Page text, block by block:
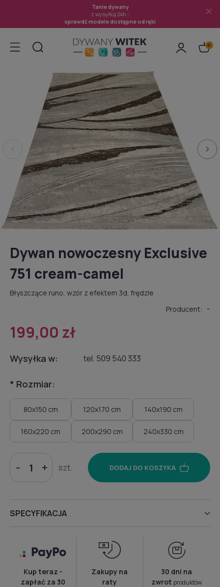
Tanie dywany
z wysyłką 24h -
sprawdź modele dostępne od ręki
Dywan nowoczesny Exclusive
751 cream-camel
Błyszczące runo, wzór z efektem 3d, frędzle
Producent: -
199,00 zł
Wysyłka w: tel. 509 540 333
* Rozmiar:
80x150 cm 120x170 cm 140x190 cm
160x220 cm 200x290 cm 240x330 cm
- + szt. DODAJ DO KOSZYKA
SPECYFIKACJA
Kup teraz -
zapłać za 30
Zakupy na
raty
30 dni na
zwrot produktów